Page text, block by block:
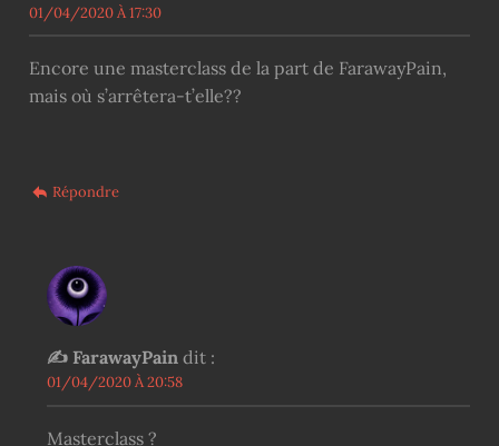
01/04/2020 À 17:30
Encore une masterclass de la part de FarawayPain,
mais où s’arrêtera-t’elle??
Répondre
FarawayPain dit :
01/04/2020 À 20:58
Masterclass ?